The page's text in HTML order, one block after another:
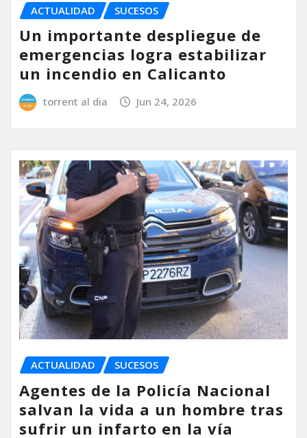
ACTUALIDAD SUCESOS
Un importante despliegue de
emergencias logra estabilizar
un incendio en Calicanto
torrent al dia Jun 24, 2026
ACTUALIDAD SUCESOS
Agentes de la Policía Nacional
salvan la vida a un hombre tras
sufrir un infarto en la vía